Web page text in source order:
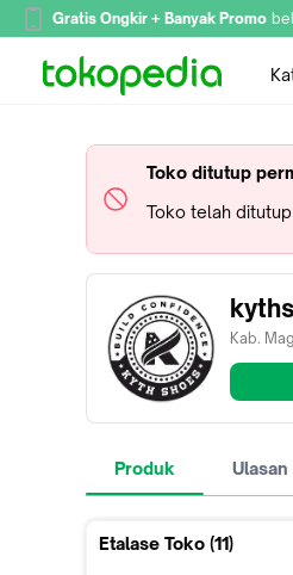
Gratis Ongkir + Banyak Promo
Toko ditutup
Toko telah
Kab.
Produk Ulasan
Etalase Toko (11)